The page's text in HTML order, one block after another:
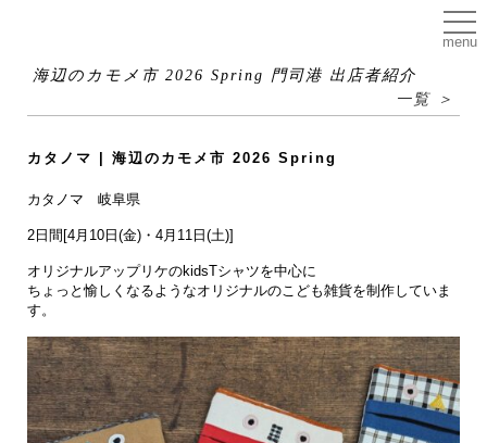
menu
海辺のカモメ市 2026 Spring 門司港 出店者紹介
一覧 ＞
カタノマ | 海辺のカモメ市 2026 Spring
カタノマ 岐阜県
2日間[4月10日(金)・4月11日(土)]
オリジナルアップリケのkidsTシャツを中心に
ちょっと愉しくなるようなオリジナルのこども雑貨を制作していま
す。